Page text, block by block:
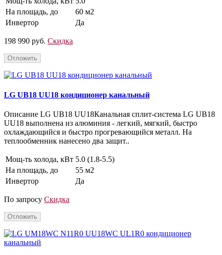
На площадь, до
60 м2
Инвертор
Да
198 990 руб. Скидка
Отложить
LG UB18 UU18 кондиционер канальный
Описание LG UB18 UU18Канальная сплит-система LG UB18
UU18 выполнена из алюминия - легкий, мягкий, быстро
охлаждающийся и быстро прогревающийся металл. На
теплообменник нанесено два защит..
Мощ-ть холода, кВт 5.0 (1.8-5.5)
На площадь, до
55 м2
Инвертор
Да
По запросу Скидка
Отложить